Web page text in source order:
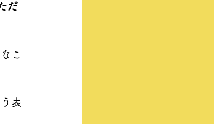
だ
こ
表